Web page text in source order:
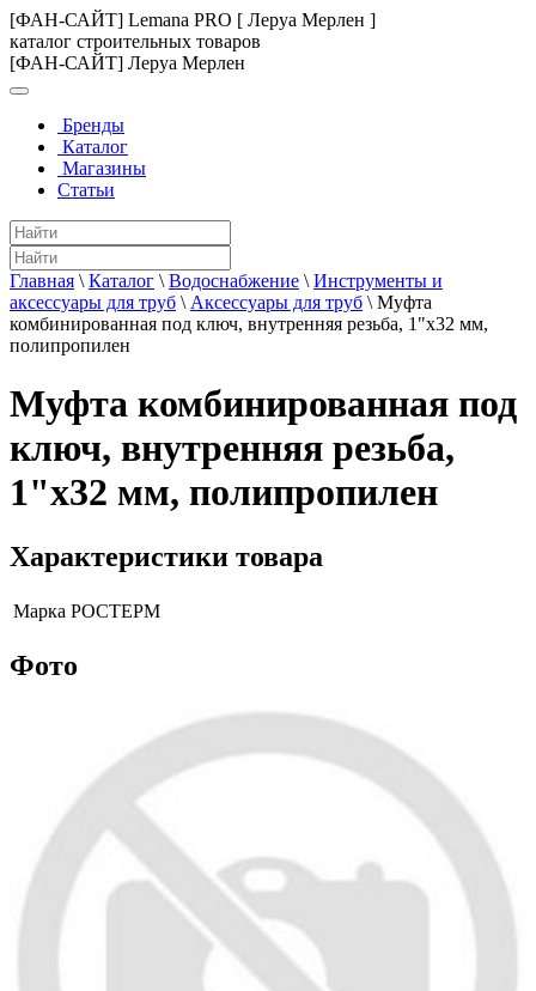
[ФАН-САЙТ] Lemana PRO [ Леруа Мерлен ]
каталог строительных товаров
[ФАН-САЙТ] Леруа Мерлен
Бренды
Каталог
Магазины
Статьи
Главная \ Каталог \ Водоснабжение \ Инструменты и
аксессуары для труб \ Аксессуары для труб \ Муфта
комбинированная под ключ, внутренняя резьба, 1"х32 мм,
полипропилен
Муфта комбинированная под
ключ, внутренняя резьба,
1"х32 мм, полипропилен
Характеристики товара
Марка РОСТЕРМ
Фото